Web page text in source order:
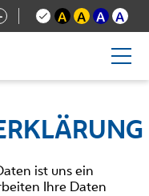
A A A A
ist uns ein
Ihre Daten